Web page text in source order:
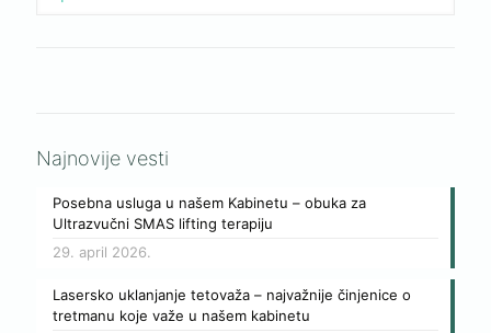
Najnovije vesti
Posebna usluga u našem Kabinetu – obuka za
Ultrazvučni SMAS lifting terapiju
29. april 2026.
Lasersko uklanjanje tetovaža – najvažnije činjenice o
tretmanu koje važe u našem kabinetu